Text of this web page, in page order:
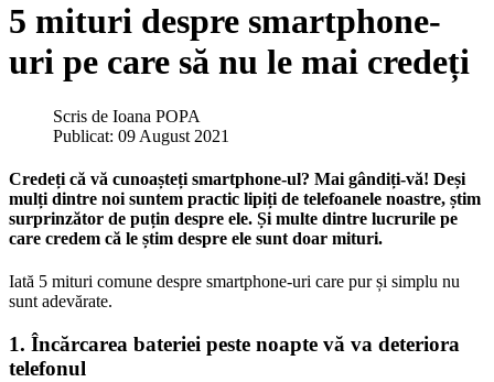
5 mituri despre smartphone-
uri pe care să nu le mai credeți
Scris de Ioana POPA
Publicat: 09 August 2021
Credeți că vă cunoașteți smartphone-ul? Mai gândiți-vă! Deși
mulți dintre noi suntem practic lipiți de telefoanele noastre, știm
surprinzător de puțin despre ele. Și multe dintre lucrurile pe
care credem că le știm despre ele sunt doar mituri.
Iată 5 mituri comune despre smartphone-uri care pur și simplu nu
sunt adevărate.
1. Încărcarea bateriei peste noapte vă va deteriora
telefonul